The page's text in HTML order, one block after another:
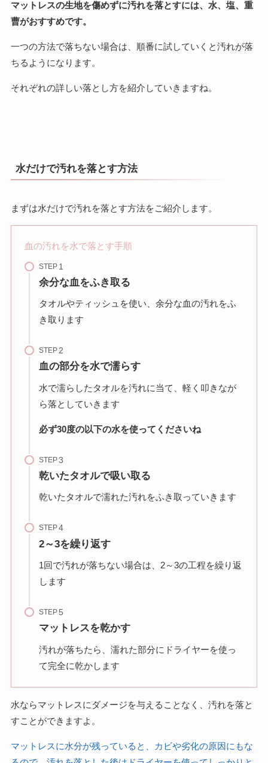
マットレスの生地を傷めずに汚れを落とすには、水、塩、重
曹がおすすめです。
一つの方法で落ちない場合は、順番に試していくと汚れが落
ちるようになります。
それぞれの詳しい落とし方を紹介していきますね。
水だけで汚れを落とす方法
まずは水だけで汚れを落とす方法をご紹介します。
血の汚れを水で落とす手順
STEP
余分な血をふき取る
タオルやティッシュを使い、余分な血の汚れをふ
き取ります
STEP
血の部分を水で濡らす
水で濡らしたタオルを汚れに当て、軽く叩きなが
ら落としていきます
必ず30度の以下の水を使ってくださいね
STEP
乾いたタオルで吸い取る
乾いたタオルで濡れた汚れをふき取っていきます
STEP
2～3を繰り返す
1回で汚れが落ちない場合は、2～3の工程を繰り返
します
STEP
マットレスを乾かす
汚れが落ちたら、濡れた部分にドライヤーを使っ
て完全に乾かします
水ならマットレスにダメージを与えることなく、汚れを落と
すことができますよ。
マットレスに水分が残っていると、カビや劣化の原因にもな